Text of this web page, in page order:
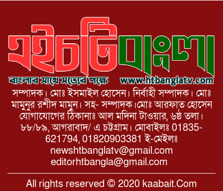
সম্পাদক। মোঃ ইসমাইল হোসেন। নির্বাহী সম্পাদক। মোঃ
মামুনুর রশীদ মামুন। সহ- সম্পাদক।মোঃ আরফাত হোসেন
যোগাযোগের ঠিকানাঃ আল মদিনা টাওয়ার, ৬ষ্ঠ তলা।
৮৮/৮৯, আগরাবাদ/ এ চট্টগ্রাম। মোবাইলঃ 01835-
621794, 01820903381 ই-মেইলঃ
newshtbanglatv@gmail.com
editorhtbangla@gmail.com
All rights reserved © 2020 kaabait.Com